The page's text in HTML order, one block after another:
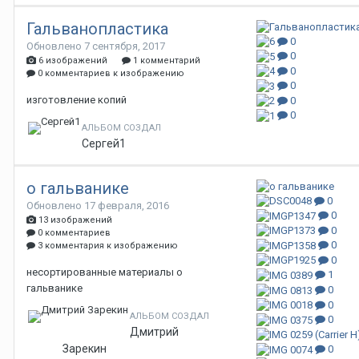
Гальванопластика
Обновлено 7 сентября, 2017
6 изображений
1 комментарий
0 комментариев к изображению
изготовление копий
АЛЬБОМ СОЗДАЛ
Сергей1
0
0
0
0
0
0
о гальванике
Обновлено 17 февраля, 2016
13 изображений
0 комментариев
3 комментария к изображению
несортированные материалы о
гальванике
АЛЬБОМ СОЗДАЛ
Дмитрий
Зарекин
0
0
0
0
0
1
0
0
0
0